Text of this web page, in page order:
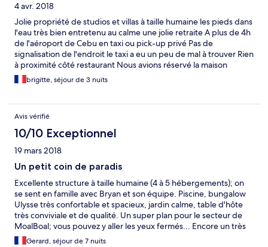
4 avr. 2018
Jolie propriété de studios et villas à taille humaine les pieds dans
l'eau très bien entretenu au calme une jolie retraite A plus de 4h
de l'aéroport de Cebu en taxi ou pick-up privé Pas de
signalisation de l'endroit le taxi a eu un peu de mal à trouver Rien
à proximité côté restaurant Nous avions réservé la maison
d'Ulyse en bambou très chouette, joliment décorée, un réel
cachet; Moalboal à environ 7 km je recommande
brigitte, séjour de 3 nuits
Avis vérifié
10/10 Exceptionnel
19 mars 2018
Un petit coin de paradis
Excellente structure à taille humaine (4 à 5 hébergements); on
se sent en famille avec Bryan et son équipe. Piscine, bungalow
Ulysse très confortable et spacieux, jardin calme, table d'hôte
très conviviale et de qualité. Un super plan pour le secteur de
MoalBoal; vous pouvez y aller les yeux fermés... Encore un très
grand merci à toute l'équipe
Gerard, séjour de 7 nuits